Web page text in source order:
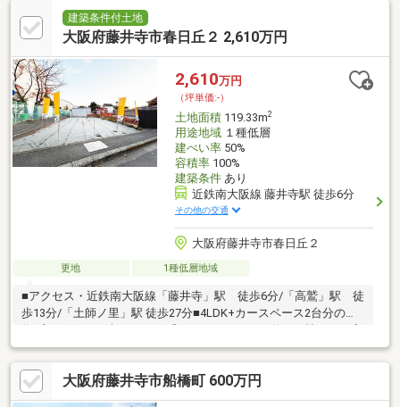
建築条件付土地
大阪府藤井寺市春日丘２ 2,610万円
2,610万円
（坪単価:-）
土地面積119.33m2
用途地域１種低層
建ぺい率50%
容積率100%
建築条件あり
近鉄南大阪線 藤井寺駅 徒歩6分
その他の交通
大阪府藤井寺市春日丘２
更地 1種低層地域
■アクセス・近鉄南大阪線「藤井寺」駅 徒歩6分/「高鷲」駅 徒
歩13分/「土師ノ里」駅 徒歩27分■4LDK+カースペース2台分の建
族のコミュニケーションが弾む対面式キッチン・1階に水廻りを集
約した家事動線良好な間取り・多用途に活用できる約4.25帖～約
6.8帖の洋室4部屋プラン■床・クロスカラーはもちろん、水廻り設
備や外壁・建具までお好みで選べます。■周辺環境・藤井寺市立
大阪府藤井寺市船橋町 600万円